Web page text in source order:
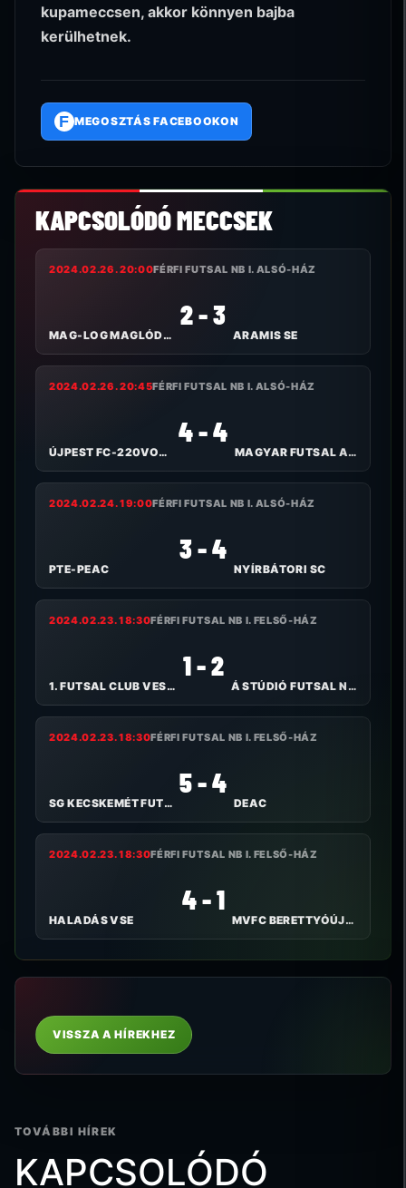
kupameccsen, akkor könnyen bajba
kerülhetnek.
F MEGOSZTÁS FACEBOOKON
KAPCSOLÓDÓ MECCSEK
2024.02.26. 20:00FÉRFI FUTSAL NB I. ALSÓ-HÁZ
MAG-LOG MAGLÓDI TC
2 - 3
ARAMIS SE
2024.02.26. 20:45FÉRFI FUTSAL NB I. ALSÓ-HÁZ
ÚJPEST FC-220VOLT
4 - 4
MAGYAR FUTSAL AKADÉMIA
2024.02.24. 19:00FÉRFI FUTSAL NB I. ALSÓ-HÁZ
PTE-PEAC
3 - 4
NYÍRBÁTORI SC
2024.02.23. 18:30FÉRFI FUTSAL NB I. FELSŐ-HÁZ
1. FUTSAL CLUB VESZPRÉM
1 - 2
Á STÚDIÓ FUTSAL NYÍREGYHÁZA
2024.02.23. 18:30FÉRFI FUTSAL NB I. FELSŐ-HÁZ
SG KECSKEMÉT FUTSAL
5 - 4
DEAC
2024.02.23. 18:30FÉRFI FUTSAL NB I. FELSŐ-HÁZ
HALADÁS VSE
4 - 1
MVFC BERETTYÓÚJFALU
VISSZA A HÍREKHEZ
TOVÁBBI HÍREK
KAPCSOLÓDÓ